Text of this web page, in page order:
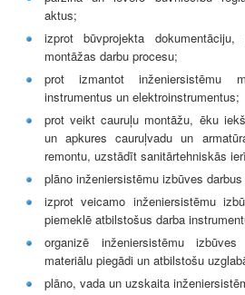
aktus;
izprot būvprojekta dokumentāciju,
montāžas darbu procesu;
prot izmantot inženiersistēmu
instrumentus un elektroinstrumentus;
prot veikt cauruļu montāžu, ēku
un apkures cauruļvadu un
remontu, uzstādīt sanitārtehniskās
plāno inženiersistēmu izbūves
izprot veicamo inženiersistēmu
piemeklē atbilstošus darba
organizē inženiersistēmu
materiālu piegādi un atbilstošu
plāno, vada un uzskaita